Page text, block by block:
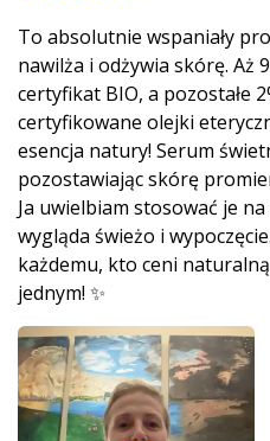
To absolutnie wspaniały
nawilża i odżywia skórę. Aż
certyfikat BIO, a pozostałe
certyfikowane olejki
esencja natury! Serum
pozostawiając skórę
Ja uwielbiam stosować je
wygląda świeżo i
każdemu, kto ceni
jednym! ✨